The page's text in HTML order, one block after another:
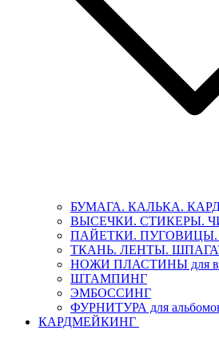
БУМАГА. КАЛЬКА.
ВЫСЕЧКИ. СТИКЕРЫ.
ПАЙЕТКИ. ПУГОВИЦЫ.
ТКАНЬ. ЛЕНТЫ.
НОЖИ ПЛАСТИНЫ для
ШТАМПИНГ
ЭМБОССИНГ
ФУРНИТУРА для
КАРДМЕЙКИНГ